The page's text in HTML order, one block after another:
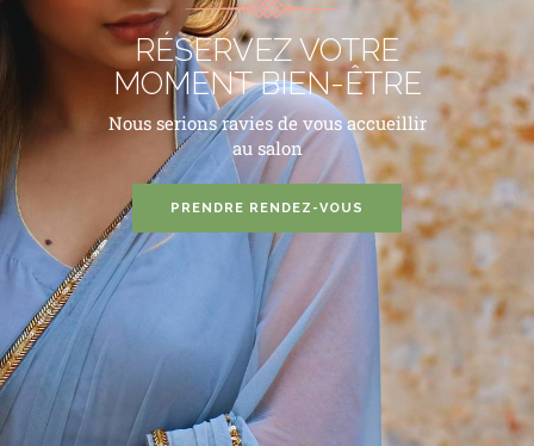
RÉSERVEZ VOTRE
MOMENT BIEN-ÊTRE
Nous serions ravies de vous accueillir
au salon
PRENDRE RENDEZ-VOUS